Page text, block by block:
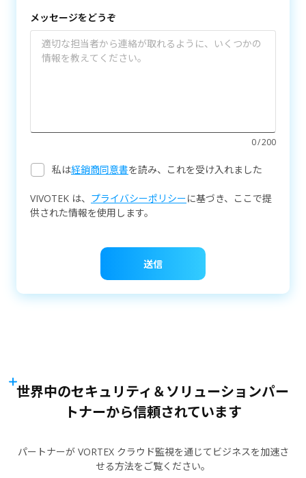
メッセージをどうぞ
0 200
私は経銷商同意書を読み、これを受け入れました
VIVOTEK は、 プライバシーポリシーに基づき、ここで提
供された情報を使用します。
送信
世界中のセキュリティ＆ソリューションパー
トナーから信頼されています
パートナーが VORTEX クラウド監視を通じてビジネスを加速さ
せる方法をご覧ください。